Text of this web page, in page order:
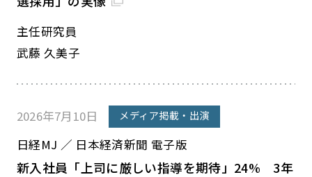
主任研究員
武藤 久美子
2026年7月10日 メディア掲載・出演
日経MJ ／ 日本経済新聞 電子版
新入社員「上司に厳しい指導を期待」24% 3年